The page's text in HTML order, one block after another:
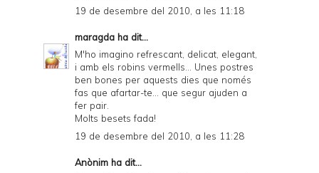
19 de desembre del 2010, a les 11:18
maragda ha dit...
M'ho imagino refrescant, delicat, elegant,
i amb els robins vermells... Unes postres
ben bones per aquests dies que només
fas que afartar-te... que segur ajuden a
fer pair.
Molts besets fada!
19 de desembre del 2010, a les 11:28
Anònim ha dit...